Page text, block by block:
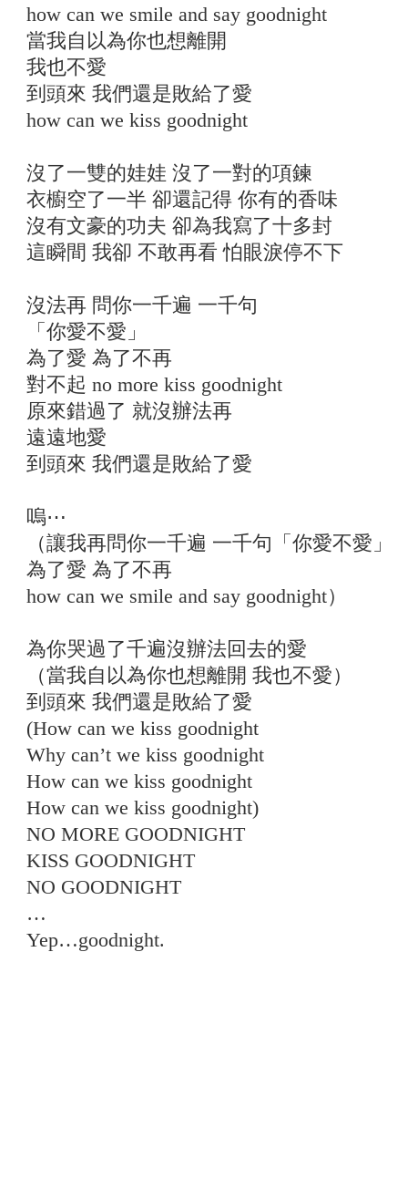
how can we smile and say goodnight
當我自以為你也想離開
我也不愛
到頭來 我們還是敗給了愛
how can we kiss goodnight
沒了一雙的娃娃 沒了一對的項鍊
衣櫥空了一半 卻還記得 你有的香味
沒有文豪的功夫 卻為我寫了十多封
這瞬間 我卻 不敢再看 怕眼淚停不下
沒法再 問你一千遍 一千句
「你愛不愛」
為了愛 為了不再
對不起 no more kiss goodnight
原來錯過了 就沒辦法再
遠遠地愛
到頭來 我們還是敗給了愛
嗚⋯
（讓我再問你一千遍 一千句「你愛不愛」
為了愛 為了不再
how can we smile and say goodnight）
為你哭過了千遍沒辦法回去的愛
（當我自以為你也想離開 我也不愛）
到頭來 我們還是敗給了愛
(How can we kiss goodnight
Why can’t we kiss goodnight
How can we kiss goodnight
How can we kiss goodnight)
NO MORE GOODNIGHT
KISS GOODNIGHT
NO GOODNIGHT
…
Yep…goodnight.